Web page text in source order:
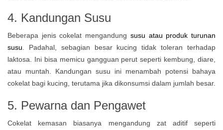
4. Kandungan Susu
Beberapa jenis cokelat mengandung susu atau produk turunan
susu . Padahal, sebagian besar kucing tidak toleran terhadap
laktosa. Ini bisa memicu gangguan perut seperti kembung, diare,
atau muntah. Kandungan susu ini menambah potensi bahaya
cokelat bagi kucing, terutama jika dikonsumsi dalam jumlah besar.
5. Pewarna dan Pengawet
Cokelat kemasan biasanya mengandung zat aditif seperti